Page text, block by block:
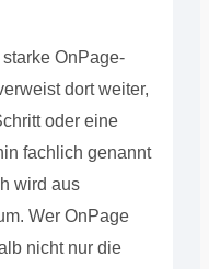
OnPage-
dort weiter,
oder eine
fachlich genannt
wird aus
Wer OnPage
nicht nur die